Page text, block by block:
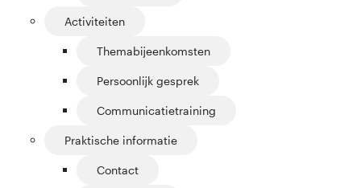
Activiteiten
Themabijeenkomsten
Persoonlijk gesprek
Communicatietraining
Praktische informatie
Contact